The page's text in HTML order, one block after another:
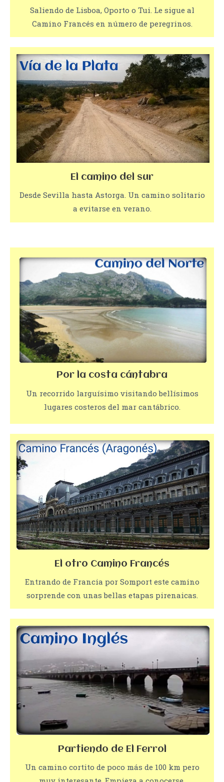
Saliendo de Lisboa, Oporto o Tui. Le sigue al
Camino Francés en número de peregrinos.
El camino del sur
Desde Sevilla hasta Astorga. Un camino solitario
a evitarse en verano.
Por la costa cántabra
Un recorrido larguísimo visitando bellísimos
lugares costeros del mar cantábrico.
El otro Camino Francés
Entrando de Francia por Somport este camino
sorprende con unas bellas etapas pirenaicas.
Partiendo de El Ferrol
Un camino cortito de poco más de 100 km pero